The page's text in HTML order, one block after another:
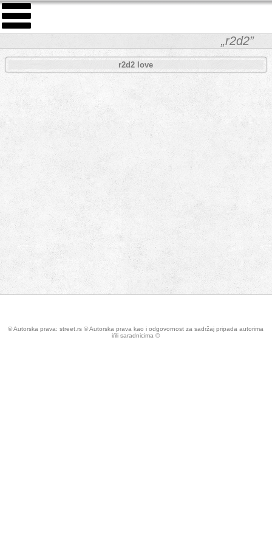
„r2d2”
r2d2 love
© Autorska prava: street.rs © Autorska prava kao i odgovornost za sadržaj pripada autorima
i/ili saradnicima ©